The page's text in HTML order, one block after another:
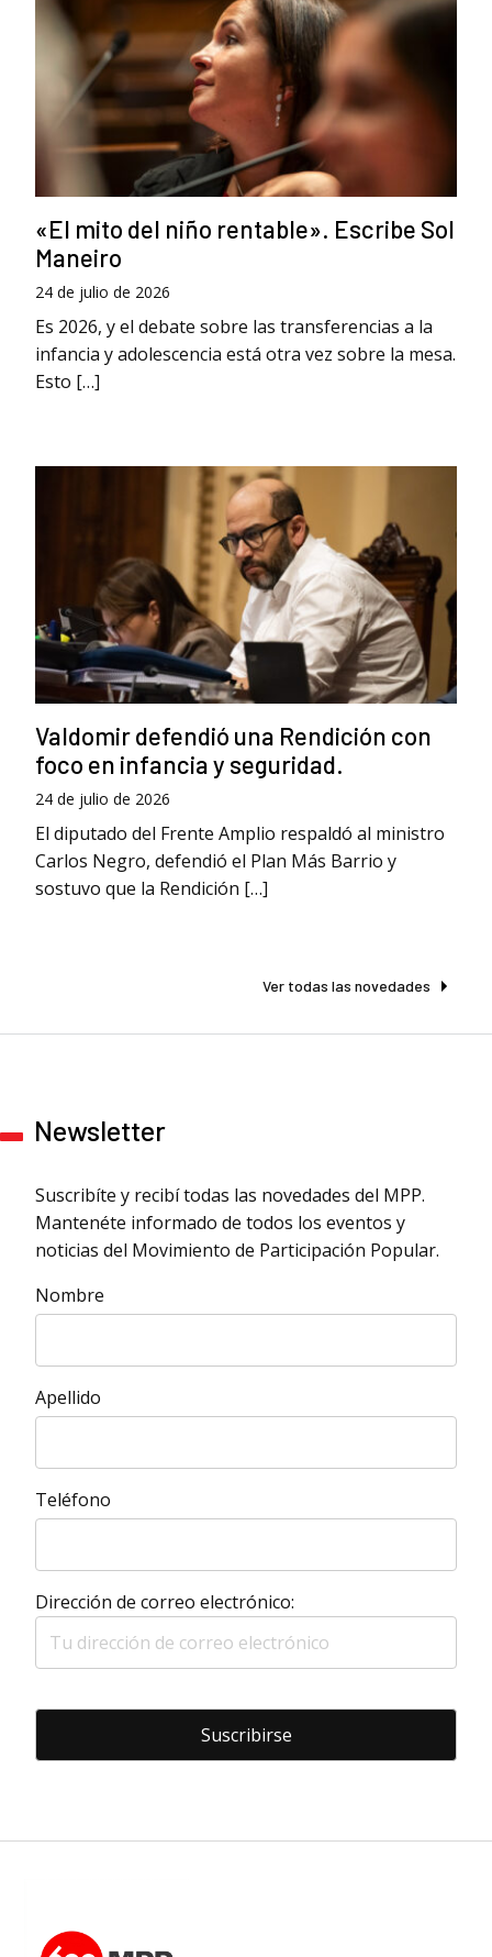
«El mito del niño rentable». Escribe Sol
Maneiro
24 de julio de 2026
Es 2026, y el debate sobre las transferencias a la
infancia y adolescencia está otra vez sobre la mesa.
Esto […]
Valdomir defendió una Rendición con
foco en infancia y seguridad.
24 de julio de 2026
El diputado del Frente Amplio respaldó al ministro
Carlos Negro, defendió el Plan Más Barrio y
sostuvo que la Rendición […]
Ver todas las novedades
Newsletter
Suscribíte y recibí todas las novedades del MPP.
Mantenéte informado de todos los eventos y
noticias del Movimiento de Participación Popular.
Nombre
Apellido
Teléfono
Dirección de correo electrónico: